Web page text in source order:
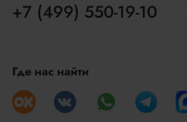
+7 (499) 550-19-10
Где нас найти